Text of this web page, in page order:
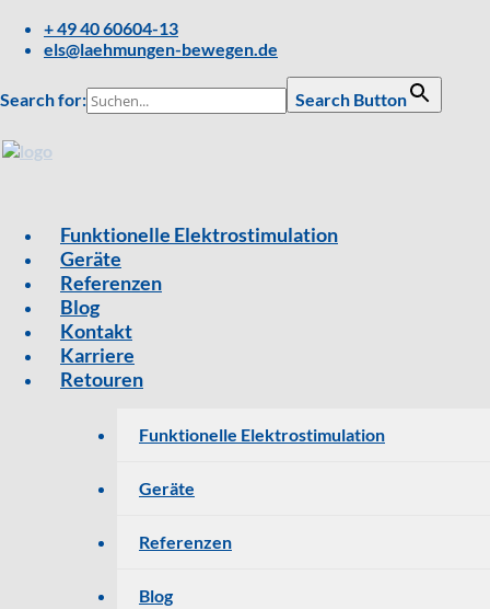
+ 49 40 60604-13
els@laehmungen-bewegen.de
Search for: Search Button
Funktionelle Elektrostimulation
Geräte
Referenzen
Blog
Kontakt
Karriere
Retouren
Funktionelle Elektrostimulation
Geräte
Referenzen
Blog